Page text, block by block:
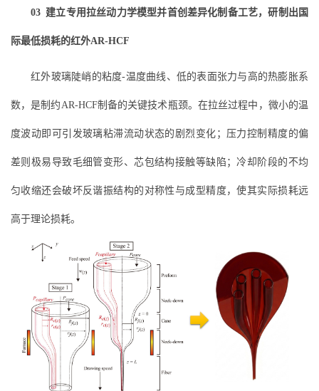
03 建立专用拉丝动力学模型并首创差异化制备工艺，研制出国
际最低损耗的红外AR-HCF
红外玻璃陡峭的粘度-温度曲线、低的表面张力与高的热膨胀系
数，是制约AR-HCF制备的关键技术瓶颈。在拉丝过程中，微小的温
度波动即可引发玻璃粘滞流动状态的剧烈变化；压力控制精度的偏
差则极易导致毛细管变形、芯包结构接触等缺陷；冷却阶段的不均
匀收缩还会破坏反谐振结构的对称性与成型精度，使其实际损耗远
高于理论损耗。